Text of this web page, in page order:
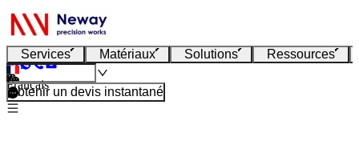
Services Matériaux Solutions Ressources
Français
Obtenir un devis instantané